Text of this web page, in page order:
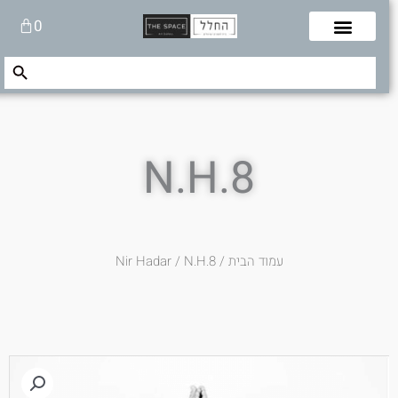
0עגלת
קניות
Search
Search Button
N.H.8
עמוד הבית/
Nir Hadar/ N.H.8